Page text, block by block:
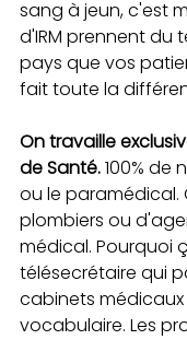
sang à jeun, c'est
d'IRM prennent du
pays que vos
fait toute la
On travaille
de Santé. 100% de
ou le paramédical.
plombiers ou
médical. Pourquoi
télésecrétaire qui
cabinets
vocabulaire. Les